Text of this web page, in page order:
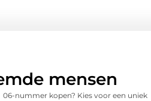
mensen
06-nummer kopen? Kies voor een uniek